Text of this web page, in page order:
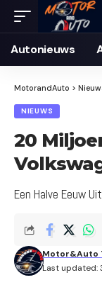
Autonieuws
MotorandAuto >
NIEUWS
20
Een Halve Eeuw
Last updated:
Motor&Auto